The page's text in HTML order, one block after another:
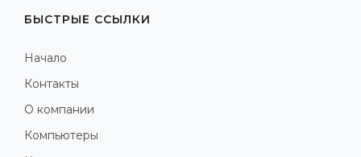
БЫСТРЫЕ ССЫЛКИ
Начало
Контакты
О компании
Компьютеры